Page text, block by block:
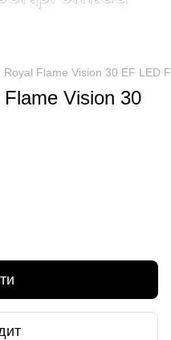
Royal Flame Vision 30 EF LED
Flame Vision 30